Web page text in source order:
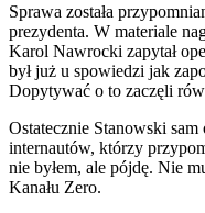
Sprawa została
prezydenta. W materiale
Karol Nawrocki zapytał
był już u spowiedzi jak
Dopytywać o to zaczęli
Ostatecznie Stanowski sam
internautów, którzy
nie byłem, ale pójdę. Nie
Kanału Zero.